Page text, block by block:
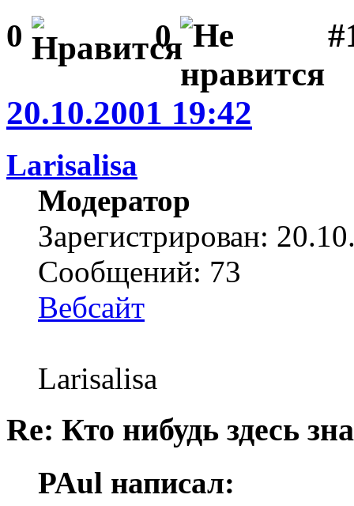
0 0
20.10.2001 19:42
Larisalisa
Модератор
Зарегистрирован:
Сообщений: 73
Вебсайт
Larisalisa
Re: Кто нибудь здесь
PAul написал: